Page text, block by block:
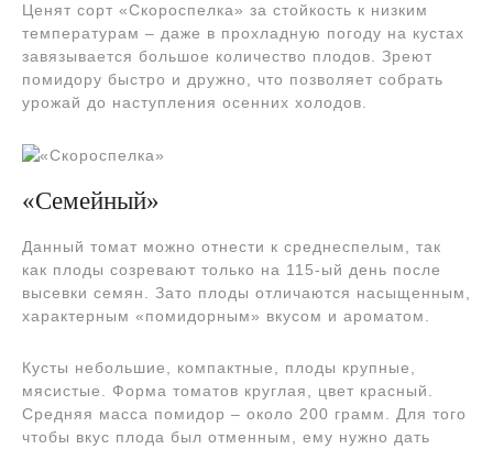
Ценят сорт «Скороспелка» за стойкость к низким
температурам – даже в прохладную погоду на кустах
завязывается большое количество плодов. Зреют
помидору быстро и дружно, что позволяет собрать
урожай до наступления осенних холодов.
«Семейный»
Данный томат можно отнести к среднеспелым, так
как плоды созревают только на 115-ый день после
высевки семян. Зато плоды отличаются насыщенным,
характерным «помидорным» вкусом и ароматом.
Кусты небольшие, компактные, плоды крупные,
мясистые. Форма томатов круглая, цвет красный.
Средняя масса помидор – около 200 грамм. Для того
чтобы вкус плода был отменным, ему нужно дать